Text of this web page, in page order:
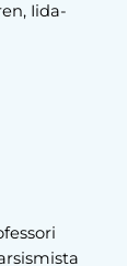
Iida-